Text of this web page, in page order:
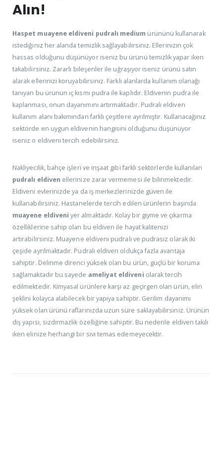
Alın!
Haspet muayene eldiveni pudralı medium ürününü kullanarak
istediğiniz her alanda temizlik sağlayabilirsiniz. Ellerinizin çok
hassas olduğunu düşünüyor iseniz bu ürünü temizlik yapar iken
takabilirsiniz. Zararlı bileşenler ile uğraşıyor iseniz ürünü satın
alarak ellerinizi koruyabilirsiniz. Farklı alanlarda kullanım olanağı
tanıyan bu ürünün iç kısmı pudra ile kaplıdır. Eldivenin pudra ile
kaplanması, onun dayanımını artırmaktadır. Pudralı eldiven
kullanım alanı bakımından farklı çeşitlere ayrılmıştır. Kullanacağınız
sektörde en uygun eldivenin hangisini olduğunu düşünüyor
iseniz o eldiveni tercih edebilirsiniz.
Nakliyecilik, bahçe işleri ve inşaat gibi farklı sektörlerde kullanılan
pudralı eldiven ellerinize zarar vermemesi ile bilinmektedir.
Eldiveni evlerinizde ya da iş merkezlerinizde güven ile
kullanabilirsiniz. Hastanelerde tercih edilen ürünlerin başında
muayene eldiveni yer almaktadır. Kolay bir giyme ve çıkarma
özelliklerine sahip olan bu eldiven ile hayat kalitenizi
artırabilirsiniz. Muayene eldiveni pudralı ve pudrasız olarak iki
çeşide ayrılmaktadır. Pudralı eldiven oldukça fazla avantaja
sahiptir. Delinme direnci yüksek olan bu ürün, güçlü bir koruma
sağlamaktadır bu sayede ameliyat eldiveni olarak tercih
edilmektedir. Kimyasal ürünlere karşı az geçirgen olan ürün, elin
şeklini kolayca alabilecek bir yapıya sahiptir. Gerilim dayanımı
yüksek olan ürünü raflarınızda uzun süre saklayabilirsiniz. Ürünün
dış yapısı, sızdırmazlık özelliğine sahiptir. Bu nedenle eldiven takılı
iken elinize herhangi bir sıvı temas edemeyecektir.